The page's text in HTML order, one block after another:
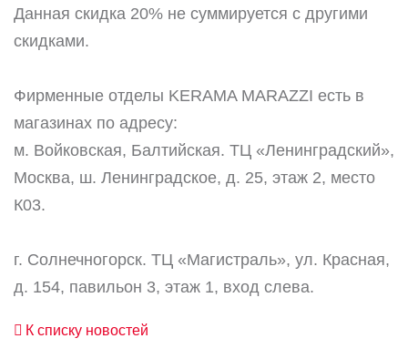
Данная скидка 20% не суммируется с другими
скидками.
Фирменные отделы KERAMA MARAZZI есть в
магазинах по адресу:
м. Войковская, Балтийская. ТЦ «Ленинградский»,
Москва, ш. Ленинградское, д. 25, этаж 2, место
К03.
г. Солнечногорск. ТЦ «Магистраль», ул. Красная,
д. 154, павильон 3, этаж 1, вход слева.
К списку новостей